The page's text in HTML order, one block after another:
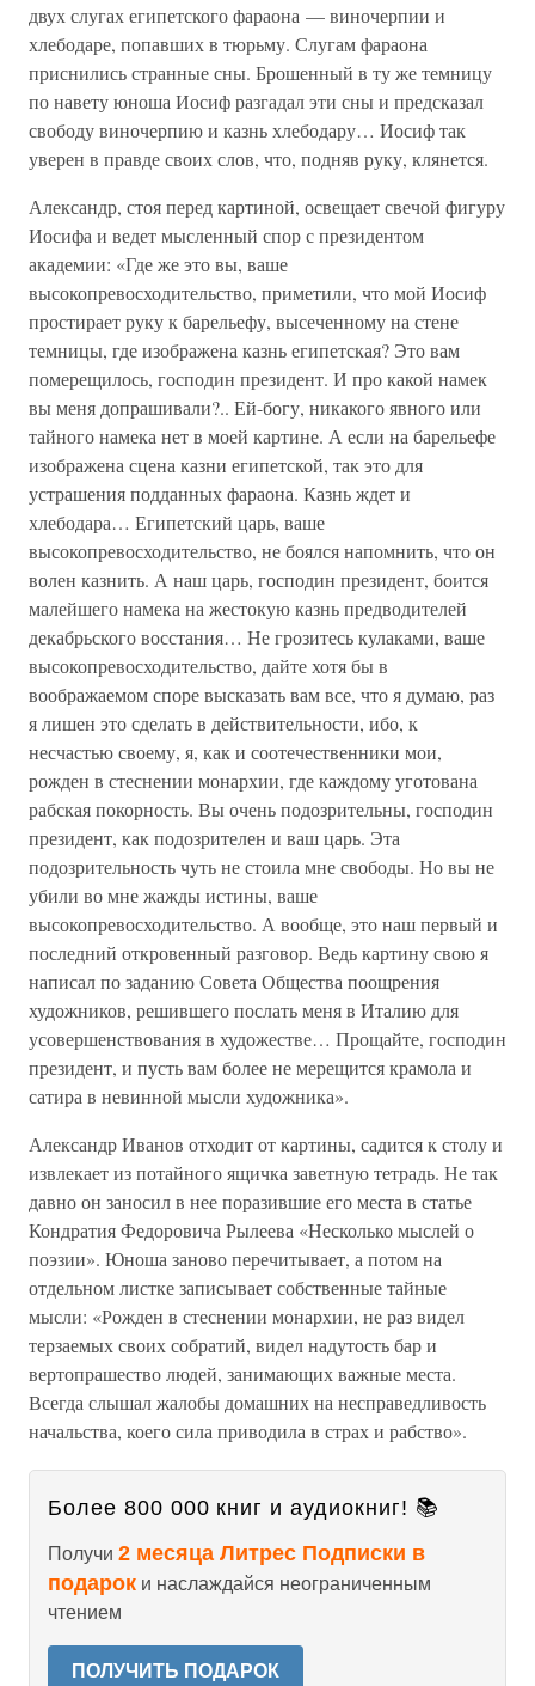
двух слугах египетского фараона — виночерпии и
хлебодаре, попавших в тюрьму. Слугам фараона
приснились странные сны. Брошенный в ту же темницу
по навету юноша Иосиф разгадал эти сны и предсказал
свободу виночерпию и казнь хлебодару… Иосиф так
уверен в правде своих слов, что, подняв руку, клянется.
Александр, стоя перед картиной, освещает свечой фигуру
Иосифа и ведет мысленный спор с президентом
академии: «Где же это вы, ваше
высокопревосходительство, приметили, что мой Иосиф
простирает руку к барельефу, высеченному на стене
темницы, где изображена казнь египетская? Это вам
померещилось, господин президент. И про какой намек
вы меня допрашивали?.. Ей-богу, никакого явного или
тайного намека нет в моей картине. А если на барельефе
изображена сцена казни египетской, так это для
устрашения подданных фараона. Казнь ждет и
хлебодара… Египетский царь, ваше
высокопревосходительство, не боялся напомнить, что он
волен казнить. А наш царь, господин президент, боится
малейшего намека на жестокую казнь предводителей
декабрьского восстания… Не грозитесь кулаками, ваше
высокопревосходительство, дайте хотя бы в
воображаемом споре высказать вам все, что я думаю, раз
я лишен это сделать в действительности, ибо, к
несчастью своему, я, как и соотечественники мои,
рожден в стеснении монархии, где каждому уготована
рабская покорность. Вы очень подозрительны, господин
президент, как подозрителен и ваш царь. Эта
подозрительность чуть не стоила мне свободы. Но вы не
убили во мне жажды истины, ваше
высокопревосходительство. А вообще, это наш первый и
последний откровенный разговор. Ведь картину свою я
написал по заданию Совета Общества поощрения
художников, решившего послать меня в Италию для
усовершенствования в художестве… Прощайте, господин
президент, и пусть вам более не мерещится крамола и
сатира в невинной мысли художника».
Александр Иванов отходит от картины, садится к столу и
извлекает из потайного ящичка заветную тетрадь. Не так
давно он заносил в нее поразившие его места в статье
Кондратия Федоровича Рылеева «Несколько мыслей о
поэзии». Юноша заново перечитывает, а потом на
отдельном листке записывает собственные тайные
мысли: «Рожден в стеснении монархии, не раз видел
терзаемых своих собратий, видел надутость бар и
вертопрашество людей, занимающих важные места.
Всегда слышал жалобы домашних на несправедливость
начальства, коего сила приводила в страх и рабство».
Более 800 000 книг и аудиокниг! 📚
Получи 2 месяца Литрес Подписки в
подарок и наслаждайся неограниченным
чтением
ПОЛУЧИТЬ ПОДАРОК